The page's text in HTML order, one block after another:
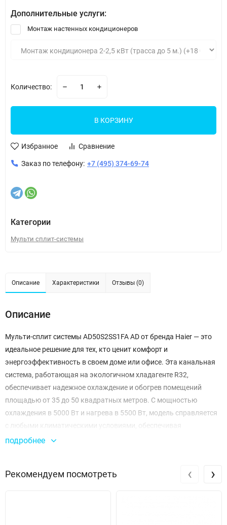
Дополнительные услуги:
Монтаж настенных кондиционеров
Количество:
В КОРЗИНУ
Избранное Сравнение
Заказ по телефону: +7 (495) 374-69-74
Категории
Мульти сплит-системы
Описание Характеристики Отзывы (0)
Описание
Мульти-сплит системы AD50S2SS1FA AD от бренда Haier — это
идеальное решение для тех, кто ценит комфорт и
энергоэффективность в своем доме или офисе. Эта канальная
система, работающая на экологичном хладагенте R32,
обеспечивает надежное охлаждение и обогрев помещений
площадью от 35 до 50 квадратных метров. С мощностью
охлаждения в 5000 Вт и нагрева в 5500 Вт, модель справляется
с любыми климатическими условиями, обеспечивая
стабильную температуру в любое время года.
является высокая производительность. При максимальной
подробнее
Рекомендуем посмотреть ‹ ›